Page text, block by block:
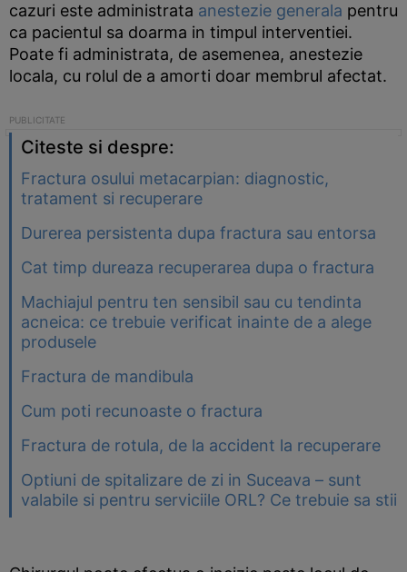
cazuri este administrata anestezie generala pentru
ca pacientul sa doarma in timpul interventiei.
Poate fi administrata, de asemenea, anestezie
locala, cu rolul de a amorti doar membrul afectat.
Citeste si despre:
Fractura osului metacarpian: diagnostic,
tratament si recuperare
Durerea persistenta dupa fractura sau entorsa
Cat timp dureaza recuperarea dupa o fractura
Machiajul pentru ten sensibil sau cu tendinta
acneica: ce trebuie verificat inainte de a alege
produsele
Fractura de mandibula
Cum poti recunoaste o fractura
Fractura de rotula, de la accident la recuperare
Optiuni de spitalizare de zi in Suceava – sunt
valabile si pentru serviciile ORL? Ce trebuie sa stii